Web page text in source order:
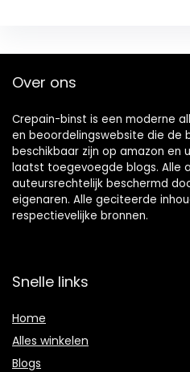
Over ons
Crepain-binst is een moderne
en beoordelingswebsite die de
beschikbaar zijn op amazon en
laatst toegevoegde blogs. Alle
auteursrechtelijk beschermd
eigenaren. Alle geciteerde
respectievelijke bronnen.
Snelle links
Home
Alles winkelen
Blogs